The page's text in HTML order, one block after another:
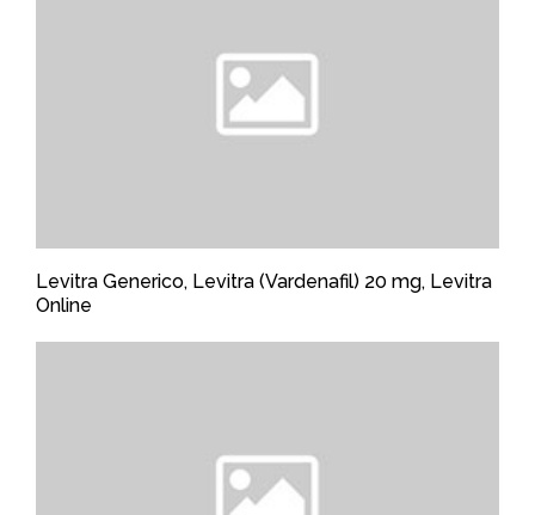
Levitra Generico, Levitra (Vardenafil) 20 mg, Levitra
Online